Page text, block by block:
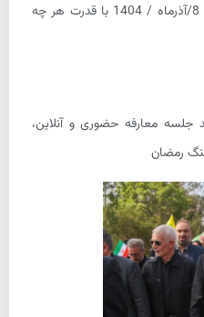
مجوز رسمی فعالیت خود در تاریخ 8/آذرماه / 1404 با قدرت هر چه
جلسه معارفه حضوری و آنلاین،
رمضان